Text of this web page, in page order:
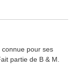
pour ses
partie de B & M.